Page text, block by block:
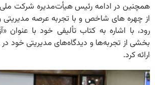
همچنین در ادامه رئیس هیأت‌مدیره شرکت
از چهره های شاخص و با تجربه عرصه
رود، با اشاره به کتاب تألیفی خود با عنوان
بخشی از تجربه‌ها و دیدگاه‌های مدیریتی خود
ارائه کرد.